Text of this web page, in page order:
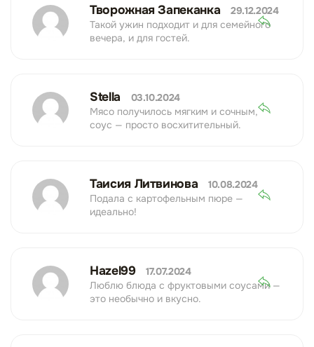
Творожная Запеканка
29.12.2024
Такой ужин подходит и для семейного
вечера, и для гостей.
Stella
03.10.2024
Мясо получилось мягким и сочным,
соус — просто восхитительный.
Таисия Литвинова
10.08.2024
Подала с картофельным пюре —
идеально!
Hazel99
17.07.2024
Люблю блюда с фруктовыми соусами —
это необычно и вкусно.